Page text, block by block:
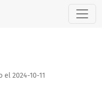
interna: análisis de
2024-10-11